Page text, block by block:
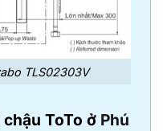
TLS02303V
ToTo ở Phú